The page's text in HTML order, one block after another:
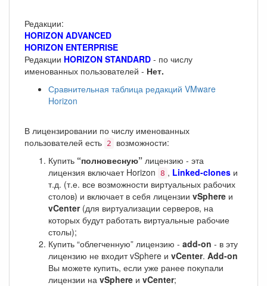
Редакции:
HORIZON ADVANCED
HORIZON ENTERPRISE
Редакции HORIZON STANDARD - по числу
именованных пользователей - Нет.
Сравнительная таблица редакций VMware
Horizon
В лицензировании по числу именованных
пользователей есть 2
возможности:
Купить “полновесную” лицензию - эта
лицензия включает Horizon 8 , Linked-clones и
т.д. (т.е. все возможности виртуальных рабочих
столов) и включает в себя лицензии vSphere и
vCenter(для виртуализации серверов, на
которых будут работать виртуальные рабочие
столы);
Купить “облегченную” лицензию - add-on - в эту
лицензию не входит vSphere и vCenter. Add-on
Вы можете купить, если уже ранее покупали
лицензии на vSphere и vCenter;